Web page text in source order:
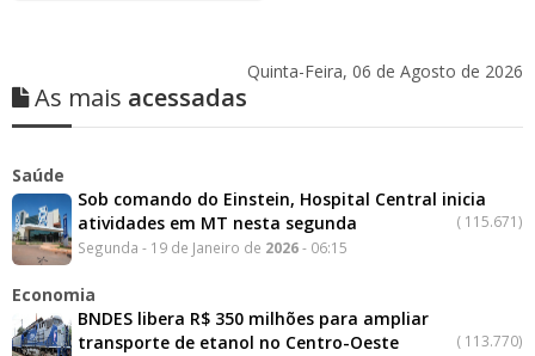
Quinta-Feira, 06 de Agosto de 2026
As mais acessadas
Saúde
Sob comando do Einstein, Hospital Central inicia
atividades em MT nesta segunda
( 115.671)
Segunda - 19 de Janeiro de 2026- 06:15
Economia
BNDES libera R$ 350 milhões para ampliar
transporte de etanol no Centro-Oeste
( 113.770)